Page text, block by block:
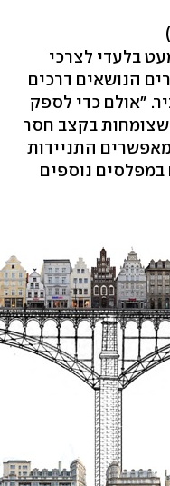
בלעדי לצרכי
הנושאים דרכים
"אולם כדי לספק
שצומחות בקצב חסר
התניידות
במפלסים נוספים